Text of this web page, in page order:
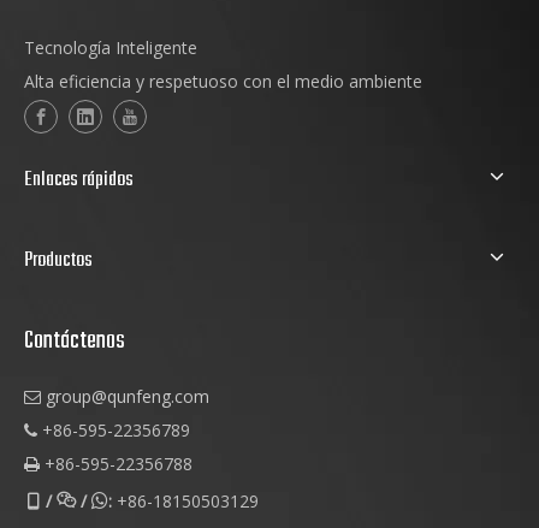
Tecnología Inteligente
Alta eficiencia y respetuoso con el medio ambiente
Enlaces rápidos
Productos
Contáctenos
 group@qunfeng.com
 +86-595-22356789
 +86-595-22356788
 //: +86-18150503129